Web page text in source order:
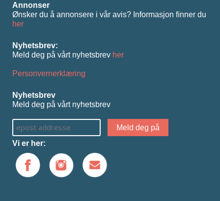
Annonser
Ønsker du å annonsere i vår avis? Informasjon ﬁnner du
her
Nyhetsbrev:
Meld deg på vårt nyhetsbrev her
Personvernerklæring
Nyhetsbrev
Meld deg på vårt nyhetsbrev
Vi er her: